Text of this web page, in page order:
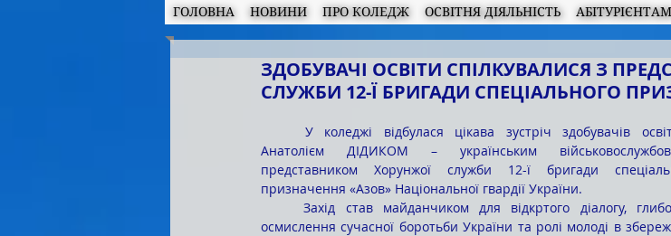
ГОЛОВНА НОВИНИ ПРО КОЛЕДЖ ОСВІТНЯ ДІЯЛЬНІСТЬ АБІТУРІЄНТАМ
ЗДОБУВАЧІ ОСВІТИ СПІЛКУВАЛИСЯ З
СЛУЖБИ 12-Ї БРИГАДИ СПЕЦІАЛЬНОГО
Анатолієм ДІДИКОМ – українським
представником Хорунжої служби 12-ї бригади
призначення «Азов» Національної гвардії України.
	Захід став майданчиком для відкртого діалогу, глибокого
осмислення сучасної боротьби України та ролі молоді в